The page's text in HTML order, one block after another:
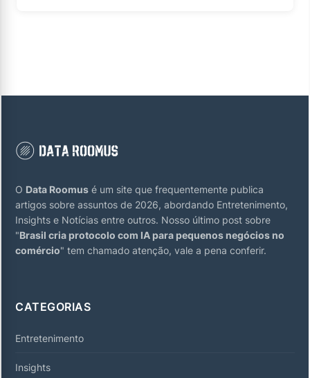
O Data Roomus é um site que frequentemente publica
artigos sobre assuntos de 2026, abordando Entretenimento,
Insights e Notícias entre outros. Nosso último post sobre
"Brasil cria protocolo com IA para pequenos negócios no
comércio" tem chamado atenção, vale a pena conferir.
CATEGORIAS
Entretenimento
Insights